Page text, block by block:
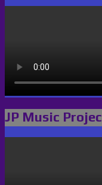
JP Music